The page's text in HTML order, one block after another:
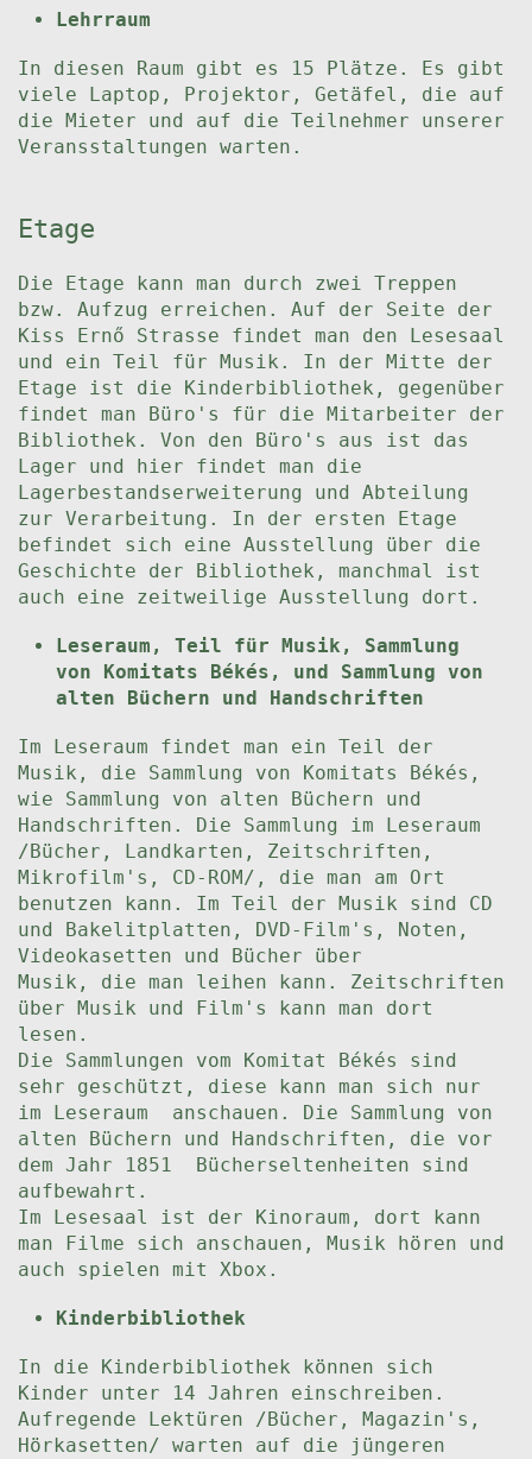
Lehrraum
In diesen Raum gibt es 15 Plätze. Es gibt
viele Laptop, Projektor, Getäfel, die auf
die Mieter und auf die Teilnehmer unserer
Veransstaltungen warten.
Etage
Die Etage kann man durch zwei Treppen
bzw. Aufzug erreichen. Auf der Seite der
Kiss Ernő Strasse findet man den Lesesaal
und ein Teil für Musik. In der Mitte der
Etage ist die Kinderbibliothek, gegenüber
findet man Büro's für die Mitarbeiter der
Bibliothek. Von den Büro's aus ist das
Lager und hier findet man die
Lagerbestandserweiterung und Abteilung
zur Verarbeitung. In der ersten Etage
befindet sich eine Ausstellung über die
Geschichte der Bibliothek, manchmal ist
auch eine zeitweilige Ausstellung dort.
Leseraum, Teil für Musik, Sammlung
von Komitats Békés, und Sammlung von
alten Büchern und Handschriften
Im Leseraum findet man ein Teil der
Musik, die Sammlung von Komitats Békés,
wie Sammlung von alten Büchern und
Handschriften. Die Sammlung im Leseraum
/Bücher, Landkarten, Zeitschriften,
Mikrofilm's, CD-ROM/, die man am Ort
benutzen kann. Im Teil der Musik sind CD
und Bakelitplatten, DVD-Film's, Noten,
Videokasetten und Bücher über
Musik, die man leihen kann. Zeitschriften
über Musik und Film's kann man dort
lesen.
Die Sammlungen vom Komitat Békés sind
sehr geschützt, diese kann man sich nur
im Leseraum anschauen. Die Sammlung von
alten Büchern und Handschriften, die vor
dem Jahr 1851 Bücherseltenheiten sind
aufbewahrt.
Im Lesesaal ist der Kinoraum, dort kann
man Filme sich anschauen, Musik hören und
auch spielen mit Xbox.
Kinderbibliothek
In die Kinderbibliothek können sich
Kinder unter 14 Jahren einschreiben.
Aufregende Lektüren /Bücher, Magazin's,
Hörkasetten/ warten auf die jüngeren